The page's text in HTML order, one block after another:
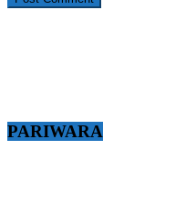
PARIWARA